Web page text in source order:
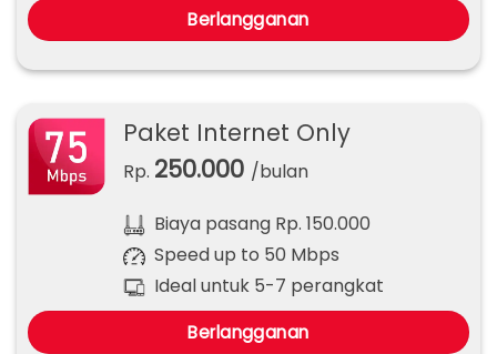
Berlangganan
Paket Internet Only
Rp. 250.000 /bulan
Biaya pasang Rp. 150.000
Speed up to 50 Mbps
Ideal untuk 5-7 perangkat
Berlangganan